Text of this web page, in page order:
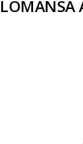
LOMANSA